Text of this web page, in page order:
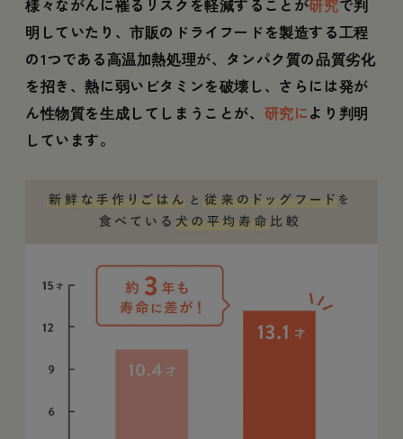
様々ながんに罹るリスクを軽減することが研究で判
明していたり、市販のドライフードを製造する工程
の1つである高温加熱処理が、タンパク質の品質劣化
を招き、熱に弱いビタミンを破壊し、さらには発が
ん性物質を生成してしまうことが、 研究により判明
しています。